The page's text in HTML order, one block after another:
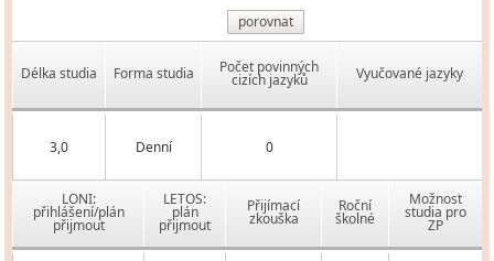
porovnat
Délka studia Forma studia Počet povinných
cizích jazyků Vyučované jazyky
3,0 Denní 0
LONI:
přihlášení/plán
přijmout
LETOS:
plán
přijmout
Přijímací
zkouška
Roční
školné
Možnost
studia pro
ZP